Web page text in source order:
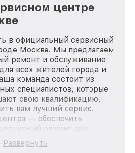
центре
в официальный сервисный
Москве. Мы предлагаем
ремонт и обслуживание
всех жителей города и
команда состоит из
специалистов, которые
свою квалификацию,
вам лучший сервис.
— обеспечить
ремонт для
продукции Miele, вне
поломки. Мы
Развернуть